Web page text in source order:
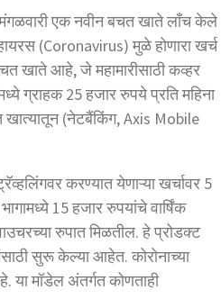
मंगळवारी एक नवीन बचत खाते लाँच केले
(Coronavirus) मुळे होणारा खर्च
खाते आहे, जे महामारीसाठी कव्हर
ग्राहक 25 हजार रुपये प्रति महिना
खात्यातून (नेटबैंकिंग, Axis Mobile
करण्यात येणाऱ्या खर्चावर 5
15 हजार रुपयांचे वार्षिंक
रुपात मिळतील. हे प्रोडक्ट
सुरू केल्या आहेत. कोरोनाच्या
मॉडेल अंतर्गत कोणताही